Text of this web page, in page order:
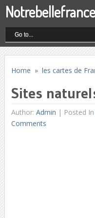
Home » les cartes de
Sites
Author: Admin | Posted In
Comments